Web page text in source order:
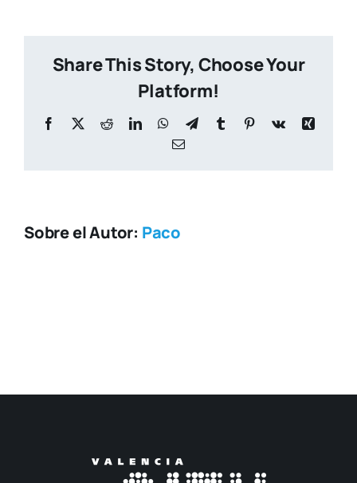
Share This Story, Choose Your
Platform!
Facebook
X RedditLinkedInWhatsApp
TelegramTumblr Pinterest
Vk
Xing
Correo
Sobre el Autor: Paco